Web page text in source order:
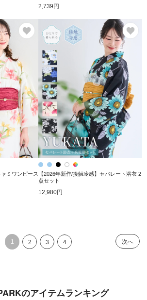
2,739円
お気に入り
ャミワンピース 【2026年新作/接触冷感】セパレート浴衣 2
点セット
12,980円
1 2 3 4 次へ
のアイテムランキング